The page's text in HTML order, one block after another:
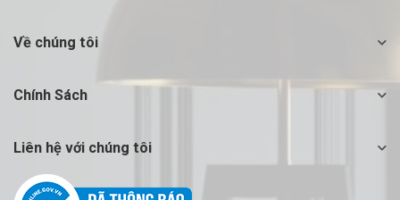
Về chúng tôi
Chính Sách
Liên hệ với chúng tôi